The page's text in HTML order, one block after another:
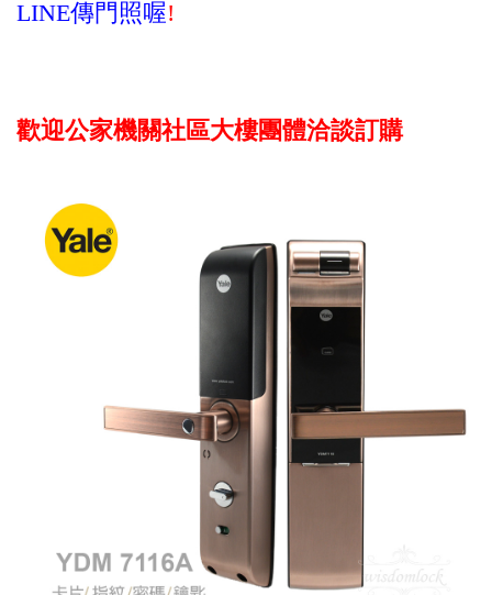
LINE傳門照喔!
歡迎公家機關社區大樓團體洽談訂購